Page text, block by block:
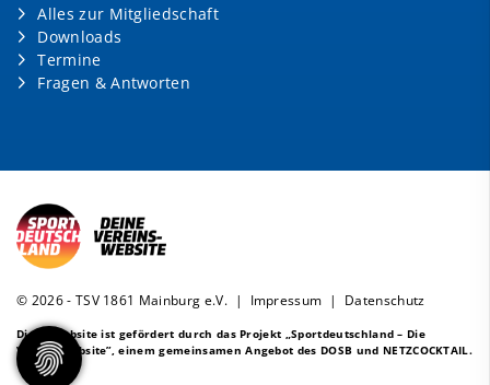
Alles zur Mitgliedschaft
Downloads
Termine
Fragen & Antworten
© 2026 - TSV 1861 Mainburg e.V. | Impressum | Datenschutz
Diese Website ist gefördert durch das Projekt „Sportdeutschland – Die
Vereinswebsite”, einem gemeinsamen Angebot des DOSB und NETZCOCKTAIL.